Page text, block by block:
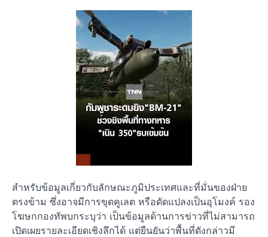
สำหรับข้อมูลเกี่ยวกับลักษณะภูมิประเทศและที่มั่นของฝ่าย
ตรงข้าม ซึ่งอาจมีการขุดคูเลต หรือดัดแปลงเป็นอุโมงค์ รอง
โฆษกกองทัพบกระบุว่า เป็นข้อมูลด้านการข่าวที่ไม่สามารถ
เปิดเผยรายละเอียดเชิงลึกได้ แต่ยืนยันว่าพื้นที่ดังกล่าวมี